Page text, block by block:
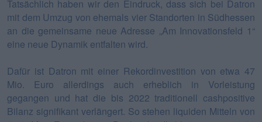
Tatsächlich haben wir den Eindruck, dass sich bei Datron
mit dem Umzug von ehemals vier Standorten in Südhessen
an die gemeinsame neue Adresse „Am Innovationsfeld 1“
eine neue Dynamik entfalten wird.
Dafür ist Datron mit einer Rekordinvestition von etwa 47
Mio. Euro allerdings auch erheblich in Vorleistung
gegangen und hat die bis 2022 traditionell cashpositive
Bilanz signifikant verlängert. So stehen liquiden Mitteln von